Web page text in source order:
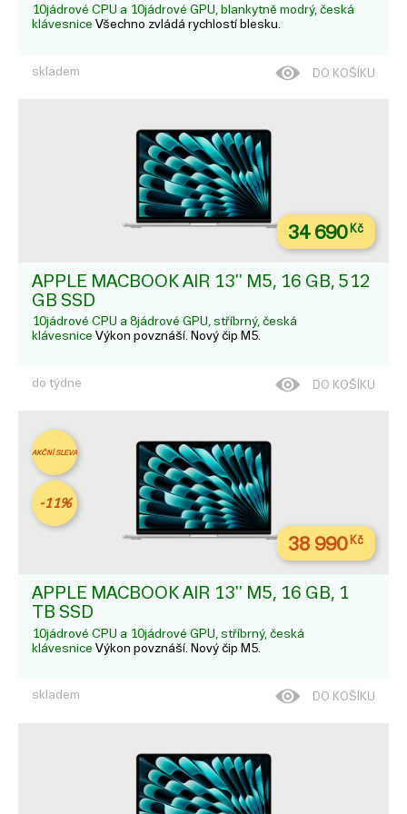
10jádrové CPU a 10jádrové GPU, blankytně modrý, česká
klávesnice Všechno zvládá rychlostí blesku.
skladem DO KOŠÍKU
34 690Kč
APPLE MACBOOK AIR 13'' M5, 16 GB, 512
GB SSD
10jádrové CPU a 8jádrové GPU, stříbrný, česká
klávesnice Výkon povznáší. Nový čip M5.
do týdne DO KOŠÍKU
AKČNÍ SLEVA
-11%
38 990Kč
APPLE MACBOOK AIR 13'' M5, 16 GB, 1
TB SSD
10jádrové CPU a 10jádrové GPU, stříbrný, česká
klávesnice Výkon povznáší. Nový čip M5.
skladem DO KOŠÍKU